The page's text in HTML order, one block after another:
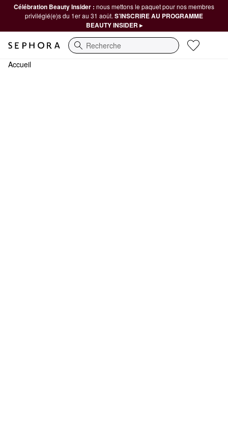
Célébration Beauty Insider : nous mettons le paquet pour nos membres
privilégié(e)s du 1er au 31 août. S’INSCRIRE AU PROGRAMME
BEAUTY INSIDER ▸
Recherche
Accueil